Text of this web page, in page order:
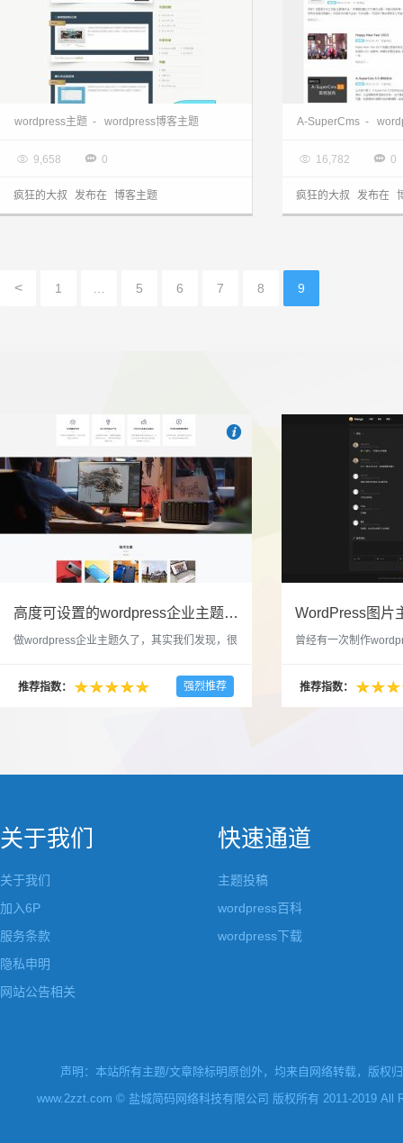
wordpress主题 - wordpress博客主题
 9,658  0
疯狂的大叔 发布在 博客主题
A-SuperCms -
 16,782  0
疯狂的大叔 发布在
< 1 5 6 7 8 9
 吧
高度可设置的wordpress企业主题indigo分享
做wordpress企业主题久了，其实我们发现，很
配色和元素细节。为此我们创造了一个高可设
置，并且模块可以重复利用的wordpress企业主
推荐指数： 强烈推荐
曾经有一次制作
分享站也行，说是分
推荐指数：
关于我们
关于我们
加入6P
服务条款
隐私申明
网站公告相关
快速通道
主题投稿
wordpress百科
wordpress下载
声明：本站所有主题/文章除标明原创外，均来自网络转载，版权
www.2zzt.com © 盐城简码网络科技有限公司 版权所有 2011-2019